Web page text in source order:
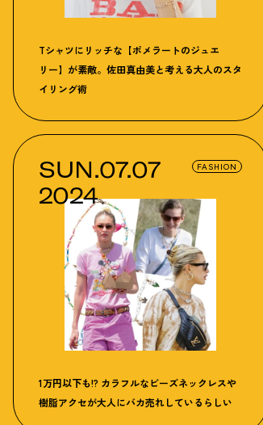
Tシャツにリッチな【ポメラートのジュエ
リー】が素敵。佐田真由美と考える大人のスタ
イリング術
SUN.07.07
2024
1万円以下も!? カラフルなビーズネックレスや
樹脂アクセが大人にバカ売れしているらしい
FASHION